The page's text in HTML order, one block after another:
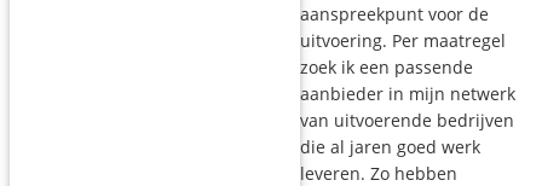
aanspreekpunt voor de
uitvoering. Per maatregel
zoek ik een passende
aanbieder in mijn netwerk
van uitvoerende bedrijven
die al jaren goed werk
leveren. Zo hebben